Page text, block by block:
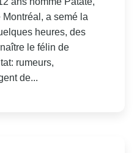
a semé la
heures, des
le félin de
rumeurs,
de...